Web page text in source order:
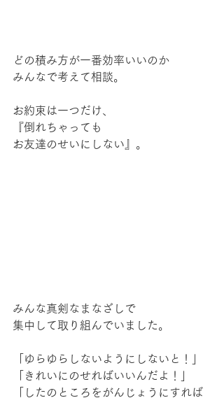
どの積み方が一番効率いいのか
みんなで考えて相談。
お約束は一つだけ、
『倒れちゃっても
お友達のせいにしない』。
みんな真剣なまなざしで
集中して取り組んでいました。
「ゆらゆらしないようにしないと！」
「きれいにのせればいいんだよ！」
「したのところをがんじょうにすれば